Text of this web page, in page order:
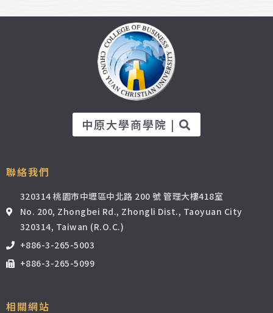
中原大學商學院 |
聯絡我們
320314 桃園市中壢區中北路 200 號 管理大樓418室
No. 200, Zhongbei Rd., Zhongli Dist., Taoyuan City
320314, Taiwan (R.O.C.)
+886-3-265-5003
+886-3-265-5099
相關網站